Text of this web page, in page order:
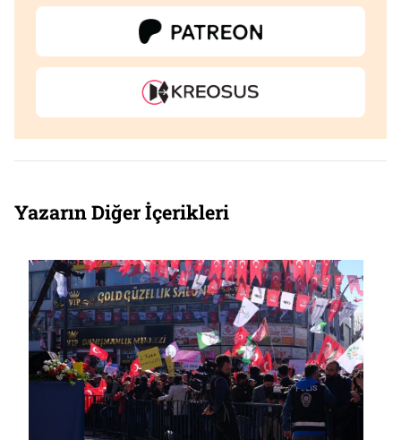
Yazarın Diğer İçerikleri